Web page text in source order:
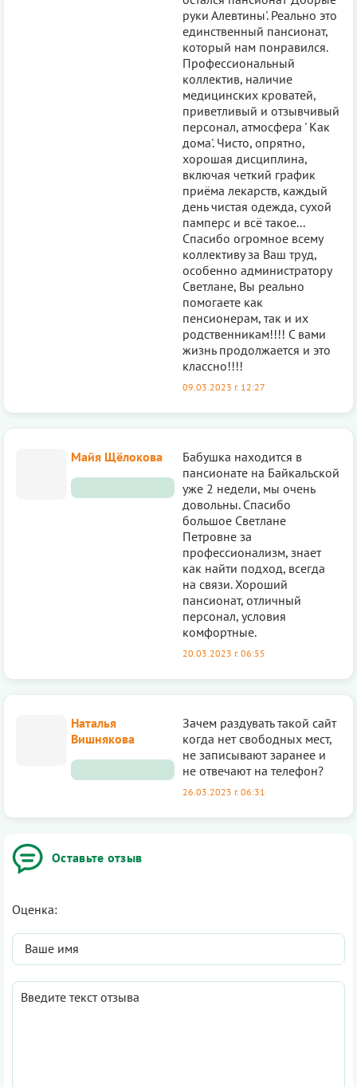
Оставьте отзыв
Оценка:
руки Алевтины'. Реально это
единственный пансионат,
который нам понравился.
Профессиональный
коллектив, наличие
медицинских кроватей,
приветливый и отзывчивый
персонал, атмосфера ' Как
дома'. Чисто, опрятно,
хорошая дисциплина,
включая четкий график
приёма лекарств, каждый
день чистая одежда, сухой
памперс и всё такое...
Спасибо огромное всему
коллективу за Ваш труд,
особенно администратору
Светлане, Вы реально
помогаете как
пенсионерам, так и их
родственникам!!!! С вами
жизнь продолжается и это
классно!!!!
09.03.2023 г. 12:27
Майя Щёлокова
Бабушка находится в
пансионате на Байкальской
уже 2 недели, мы очень
довольны. Спасибо
большое Светлане
Петровне за
профессионализм, знает
как найти подход, всегда
на связи. Хороший
пансионат, отличный
персонал, условия
комфортные.
20.03.2023 г. 06:55
Наталья
Вишнякова
Зачем раздувать такой сайт
когда нет свободных мест,
не записывают заранее и
не отвечают на телефон?
26.03.2023 г. 06:31